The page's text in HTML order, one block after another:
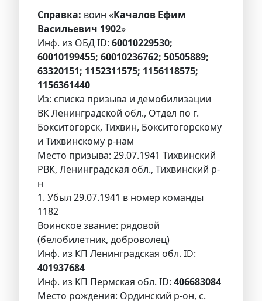
Справка: воин «Качалов Ефим
Васильевич 1902»
Инф. из ОБД ID: 60010229530;
60010199455; 60010236762; 50505889;
63320151; 1152311575; 1156118575;
1156361440
Из: списка призыва и демобилизации
ВК Ленинградской обл., Отдел по г.
Бокситогорск, Тихвин, Бокситогорскому
и Тихвинскому р-нам
Место призыва: 29.07.1941 Тихвинский
РВК, Ленинградская обл., Тихвинский р-
н
1. Убыл 29.07.1941 в номер команды
1182
Воинское звание: рядовой
(белобилетник, доброволец)
Инф. из КП Ленинградская обл. ID:
401937684
Инф. из КП Пермская обл. ID: 406683084
Место рождения: Ординский р-он, с.